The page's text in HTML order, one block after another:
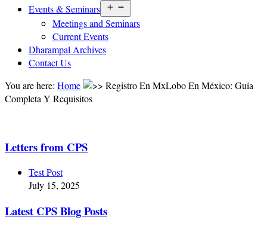
Events & Seminars
menu
Meetings and Seminars
Current Events
Dharampal Archives
Contact Us
You are here: Home
Registro En MxLobo En México: Guía
Completa Y Requisitos
Letters from CPS
Test Post
July 15, 2025
Latest CPS Blog Posts